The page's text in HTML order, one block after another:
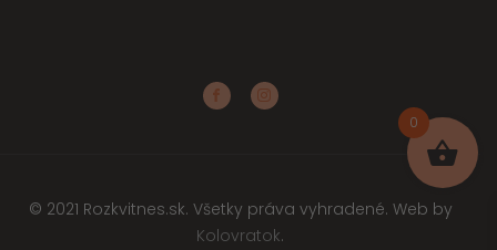
© 2021 Rozkvitnes.sk. Všetky práva vyhradené. Web by
Kolovratok.
0